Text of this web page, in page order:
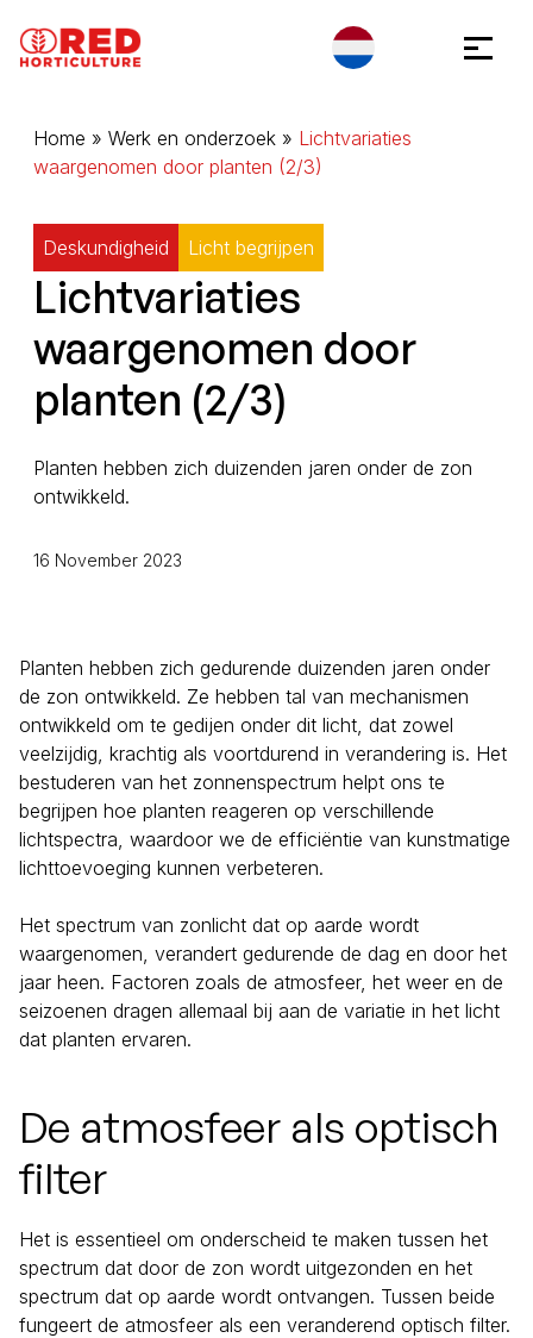
Home » Werk en onderzoek » Lichtvariaties
waargenomen door planten (2/3)
Deskundigheid Licht begrijpen
Lichtvariaties
waargenomen door
planten (2/3)
Planten hebben zich duizenden jaren onder de zon
ontwikkeld.
16 November 2023
Planten hebben zich gedurende duizenden jaren onder
de zon ontwikkeld. Ze hebben tal van mechanismen
ontwikkeld om te gedijen onder dit licht, dat zowel
veelzijdig, krachtig als voortdurend in verandering is. Het
bestuderen van het zonnenspectrum helpt ons te
begrijpen hoe planten reageren op verschillende
lichtspectra, waardoor we de efficiëntie van kunstmatige
lichttoevoeging kunnen verbeteren.
Het spectrum van zonlicht dat op aarde wordt
waargenomen, verandert gedurende de dag en door het
jaar heen. Factoren zoals de atmosfeer, het weer en de
seizoenen dragen allemaal bij aan de variatie in het licht
dat planten ervaren.
De atmosfeer als optisch
filter
Het is essentieel om onderscheid te maken tussen het
spectrum dat door de zon wordt uitgezonden en het
spectrum dat op aarde wordt ontvangen. Tussen beide
fungeert de atmosfeer als een veranderend optisch filter.